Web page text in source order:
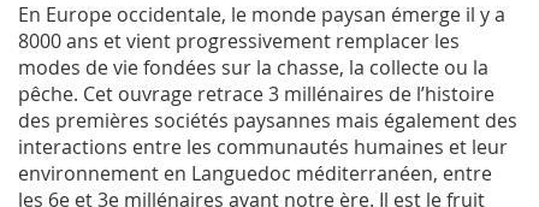
En Europe occidentale, le monde paysan émerge il y a
8000 ans et vient progressivement remplacer les
modes de vie fondées sur la chasse, la collecte ou la
pêche. Cet ouvrage retrace 3 millénaires de l’histoire
des premières sociétés paysannes mais également des
interactions entre les communautés humaines et leur
environnement en Languedoc méditerranéen, entre
les 6e et 3e millénaires avant notre ère. Il est le fruit